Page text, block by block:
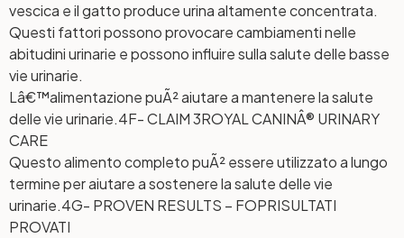
vescica e il gatto produce urina altamente concentrata.
Questi fattori possono provocare cambiamenti nelle
abitudini urinarie e possono influire sulla salute delle basse
vie urinarie.
Lâ€™alimentazione puÃ² aiutare a mantenere la salute
delle vie urinarie.4F- CLAIM 3ROYAL CANINÂ® URINARY
CARE
Questo alimento completo puÃ² essere utilizzato a lungo
termine per aiutare a sostenere la salute delle vie
urinarie.4G- PROVEN RESULTS – FOPRISULTATI
PROVATI